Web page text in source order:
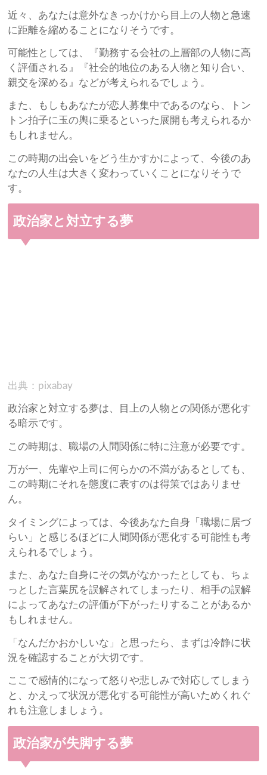
近々、あなたは意外なきっかけから目上の人物と急速
に距離を縮めることになりそうです。
可能性としては、『勤務する会社の上層部の人物に高
く評価される』『社会的地位のある人物と知り合い、
親交を深める』などが考えられるでしょう。
また、もしもあなたが恋人募集中であるのなら、トン
トン拍子に玉の輿に乗るといった展開も考えられるか
もしれません。
この時期の出会いをどう生かすかによって、今後のあ
なたの人生は大きく変わっていくことになりそうで
す。
政治家と対立する夢
出典：pixabay
政治家と対立する夢は、目上の人物との関係が悪化す
る暗示です。
この時期は、職場の人間関係に特に注意が必要です。
万が一、先輩や上司に何らかの不満があるとしても、
この時期にそれを態度に表すのは得策ではありませ
ん。
タイミングによっては、今後あなた自身「職場に居づ
らい」と感じるほどに人間関係が悪化する可能性も考
えられるでしょう。
また、あなた自身にその気がなかったとしても、ちょ
っとした言葉尻を誤解されてしまったり、相手の誤解
によってあなたの評価が下がったりすることがあるか
もしれません。
「なんだかおかしいな」と思ったら、まずは冷静に状
況を確認することが大切です。
ここで感情的になって怒りや悲しみで対応してしまう
と、かえって状況が悪化する可能性が高いためくれぐ
れも注意しましょう。
政治家が失脚する夢